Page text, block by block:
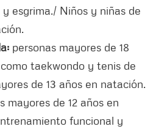
esgrima./ Niños y niñas de
personas mayores de 18
taekwondo y tenis de
de 13 años en natación.
mayores de 12 años en
funcional y